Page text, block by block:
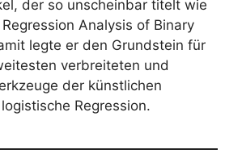
der so unscheinbar titelt wie
Regression Analysis of Binary
legte er den Grundstein für
verbreiteten und
der künstlichen
Regression.